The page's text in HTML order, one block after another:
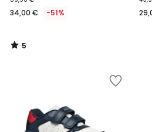
34,00 € -51%
5
/